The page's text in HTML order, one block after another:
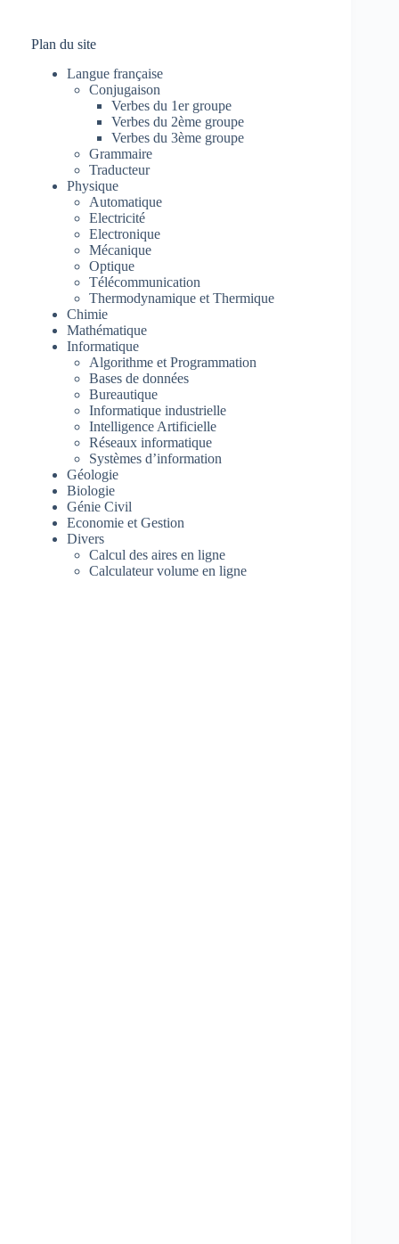
Plan du site
Langue française
Conjugaison
Verbes du 1er groupe
Verbes du 2ème groupe
Verbes du 3ème groupe
Grammaire
Traducteur
Physique
Automatique
Electricité
Electronique
Mécanique
Optique
Télécommunication
Thermodynamique et Thermique
Chimie
Mathématique
Informatique
Algorithme et Programmation
Bases de données
Bureautique
Informatique industrielle
Intelligence Artificielle
Réseaux informatique
Systèmes d’information
Géologie
Biologie
Génie Civil
Economie et Gestion
Divers
Calcul des aires en ligne
Calculateur volume en ligne